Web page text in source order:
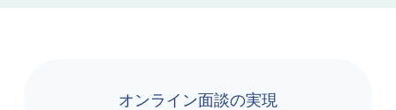
オンライン面談の実現